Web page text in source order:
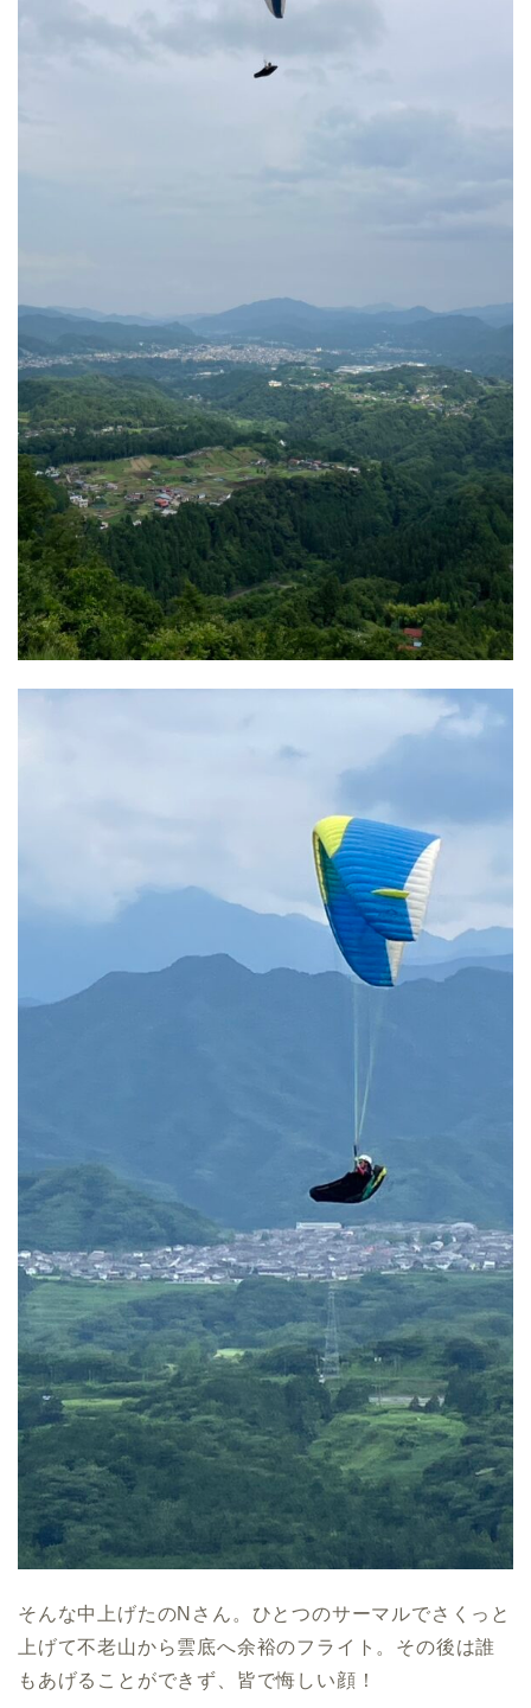
そんな中上げたのNさん。ひとつのサーマルでさくっと
上げて不老山から雲底へ余裕のフライト。その後は誰
もあげることができず、皆で悔しい顔！